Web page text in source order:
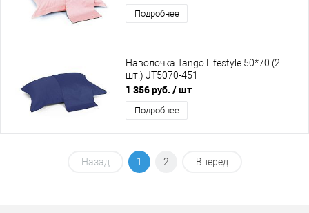
Подробнее
Наволочка Tango Lifestyle 50*70 (2
шт.) JT5070-451
1 356 руб. / шт
Подробнее
Назад 1 2 Вперед